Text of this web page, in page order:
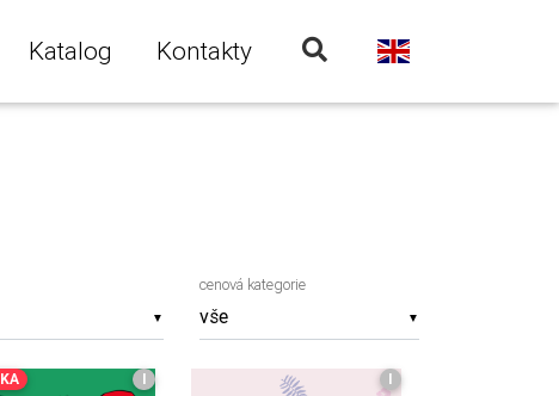
Katalog Kontakty
▼ ▼
cenová kategorie
I I